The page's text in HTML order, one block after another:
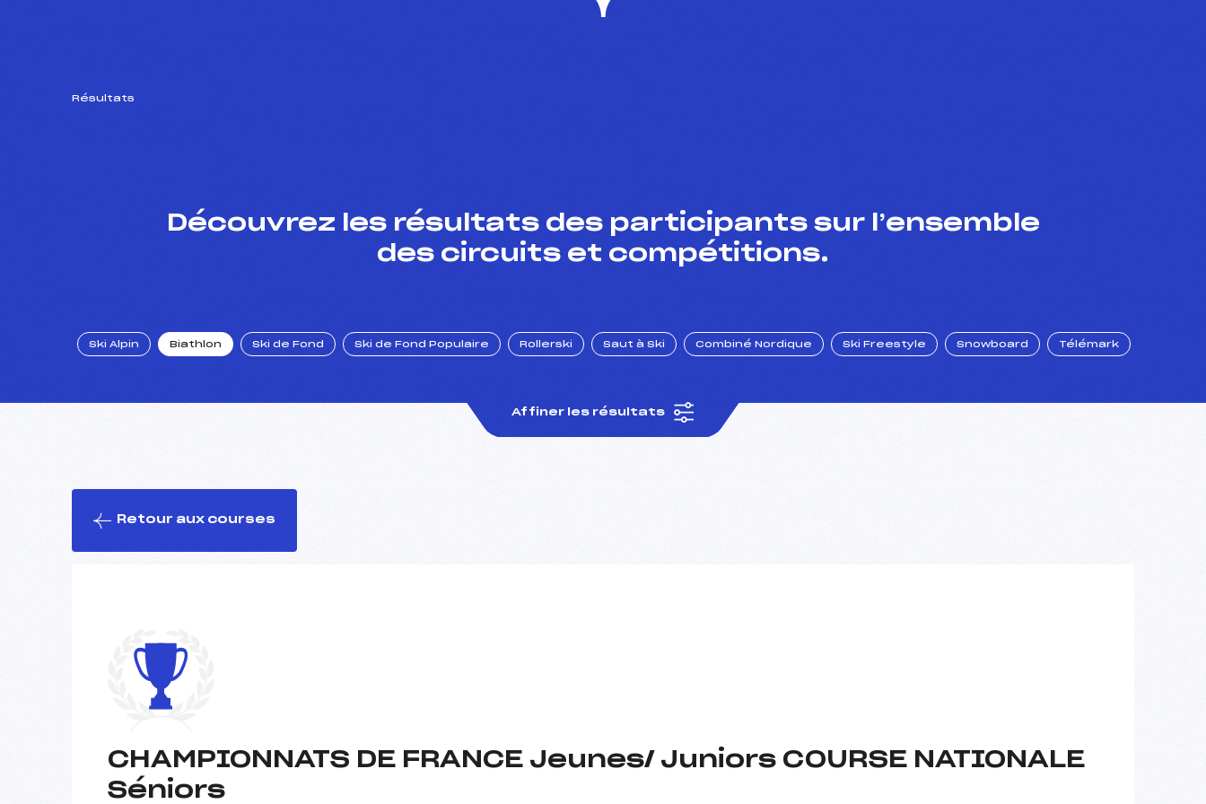
Résultats
Découvrez les résultats des participants sur l’ensemble
des circuits et compétitions.
Ski Alpin Biathlon Ski de Fond Ski de Fond Populaire Rollerski Saut à Ski Combiné Nordique Ski Freestyle Snowboard Télémark
Affiner les résultats
Retour aux courses
CHAMPIONNATS DE FRANCE Jeunes/ Juniors COURSE NATIONALE
Séniors